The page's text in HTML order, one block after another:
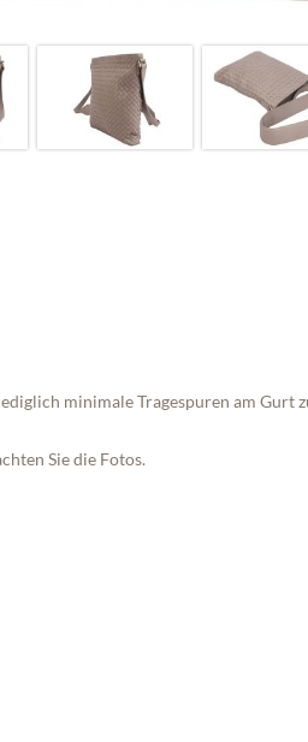
minimale Tragespuren am Gurt
Sie die Fotos.